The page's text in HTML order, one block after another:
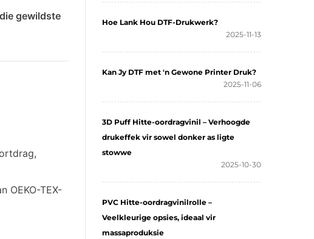
gewildste
OEKO-TEX-
Hoe Lank Hou DTF-Drukwerk?
2025-11-13
Kan Jy DTF met 'n Gewone Printer Druk?
2025-11-06
3D Puff Hitte-oordragvinil – Verhoogde
drukeffek vir sowel donker as ligte
stowwe
2025-10-30
PVC Hitte-oordragvinilrolle –
Veelkleurige opsies, ideaal vir
massaproduksie